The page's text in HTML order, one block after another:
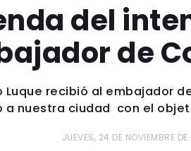
del
de
Luque recibió al embajador
a nuestra ciudad con el
JUEVES, 24 DE NOVIEMBRE